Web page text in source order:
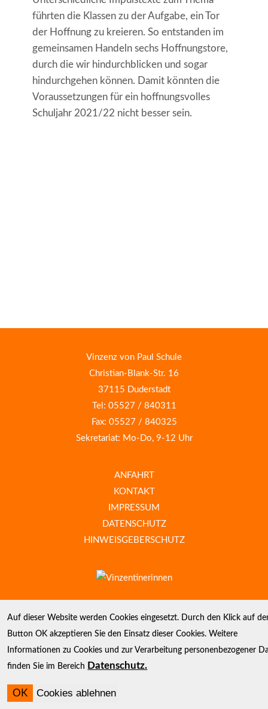
führten die Klassen zu der Aufgabe, ein Tor
der Hoffnung zu kreieren. So entstanden im
gemeinsamen Handeln sechs Hoffnungstore,
durch die wir hindurchblicken und sogar
hindurchgehen können. Damit könnten die
Voraussetzungen für ein hoffnungsvolles
Schuljahr 2021/22 nicht besser sein.
Vinzenz von Paul Schule
Christian-Blank-Str. 16
37115 Duderstadt
Tel: 05527 / 840311
Fax: 05527 / 840325
Sekretariat: Mo-Do, 9-12 Uhr
ANFAHRT
KONTAKT
IMPRESSUM
DATENSCHUTZ
HINWEISGEBERSCHUTZ
Auf dieser Website werden Cookies eingesetzt. Durch den Klick auf
Button OK akzeptieren Sie den Einsatz dieser Cookies. Weitere
Informationen zu Cookies und zur Verarbeitung personenbezogener
finden Sie im Bereich Datenschutz.
OK Cookies ablehnen